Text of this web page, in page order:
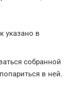
указано в
собранной
в ней.